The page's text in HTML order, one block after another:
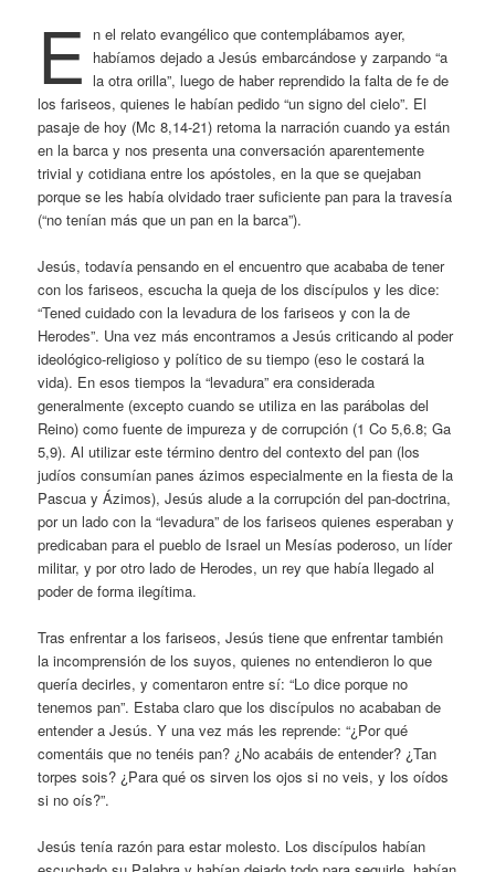
E n el relato evangélico que contemplábamos ayer,
habíamos dejado a Jesús embarcándose y zarpando “a
la otra orilla”, luego de haber reprendido la falta de fe de
los fariseos, quienes le habían pedido “un signo del cielo”. El
pasaje de hoy (Mc 8,14-21) retoma la narración cuando ya están
en la barca y nos presenta una conversación aparentemente
trivial y cotidiana entre los apóstoles, en la que se quejaban
porque se les había olvidado traer suficiente pan para la travesía
(“no tenían más que un pan en la barca”).
Jesús, todavía pensando en el encuentro que acababa de tener
con los fariseos, escucha la queja de los discípulos y les dice:
“Tened cuidado con la levadura de los fariseos y con la de
Herodes”. Una vez más encontramos a Jesús criticando al poder
ideológico-religioso y político de su tiempo (eso le costará la
vida). En esos tiempos la “levadura” era considerada
generalmente (excepto cuando se utiliza en las parábolas del
Reino) como fuente de impureza y de corrupción (1 Co 5,6.8; Ga
5,9). Al utilizar este término dentro del contexto del pan (los
judíos consumían panes ázimos especialmente en la fiesta de la
Pascua y Ázimos), Jesús alude a la corrupción del pan-doctrina,
por un lado con la “levadura” de los fariseos quienes esperaban y
predicaban para el pueblo de Israel un Mesías poderoso, un líder
militar, y por otro lado de Herodes, un rey que había llegado al
poder de forma ilegítima.
Tras enfrentar a los fariseos, Jesús tiene que enfrentar también
la incomprensión de los suyos, quienes no entendieron lo que
quería decirles, y comentaron entre sí: “Lo dice porque no
tenemos pan”. Estaba claro que los discípulos no acababan de
entender a Jesús. Y una vez más les reprende: “¿Por qué
comentáis que no tenéis pan? ¿No acabáis de entender? ¿Tan
torpes sois? ¿Para qué os sirven los ojos si no veis, y los oídos
si no oís?”.
Jesús tenía razón para estar molesto. Los discípulos habían